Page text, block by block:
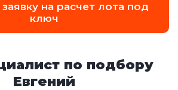
на расчет лота под
ключ
по подбору
Евгений